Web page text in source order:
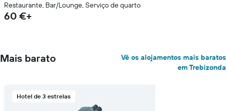
Restaurante, Bar/Lounge, Serviço de quarto
60 €+
Mais barato
Vê os alojamentos mais baratos
em Trebizonda
Hotel de 3 estrelas